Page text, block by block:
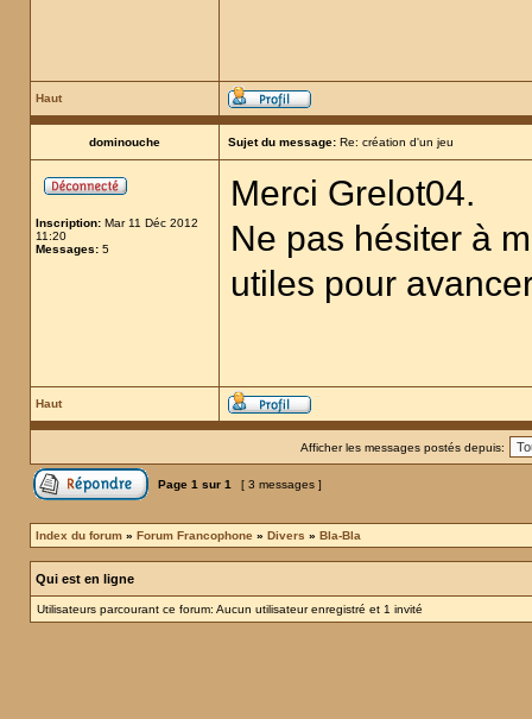
Haut
dominouche Sujet du message: Re: création d'un jeu
Inscription: Mar 11 Déc 2012
11:20
Messages: 5
Merci Grelot04.
Ne pas hésiter à
utiles pour
Haut
Afficher les messages postés depuis:
Page 1 sur 1 [ 3 messages ]
Index du forum » Forum Francophone » Divers » Bla-Bla
Qui est en ligne
Utilisateurs parcourant ce forum: Aucun utilisateur enregistré et 1 invité